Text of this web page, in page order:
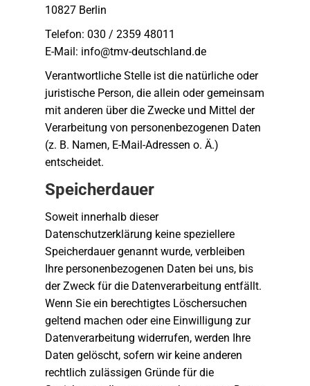
10827 Berlin
Telefon: 030 / 2359 48011
E-Mail: info@tmv-deutschland.de
Verantwortliche Stelle ist die natürliche oder
juristische Person, die allein oder gemeinsam
mit anderen über die Zwecke und Mittel der
Verarbeitung von personenbezogenen Daten
(z. B. Namen, E-Mail-Adressen o. Ä.)
entscheidet.
Speicherdauer
Soweit innerhalb dieser
Datenschutzerklärung keine speziellere
Speicherdauer genannt wurde, verbleiben
Ihre personenbezogenen Daten bei uns, bis
der Zweck für die Datenverarbeitung entfällt.
Wenn Sie ein berechtigtes Löschersuchen
geltend machen oder eine Einwilligung zur
Datenverarbeitung widerrufen, werden Ihre
Daten gelöscht, sofern wir keine anderen
rechtlich zulässigen Gründe für die